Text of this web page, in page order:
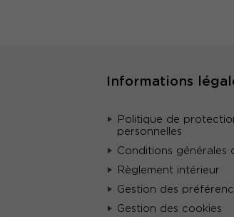
Informations
Politique de
personnelles
Conditions générales
Règlement intérieur
Gestion des
Gestion des cookies